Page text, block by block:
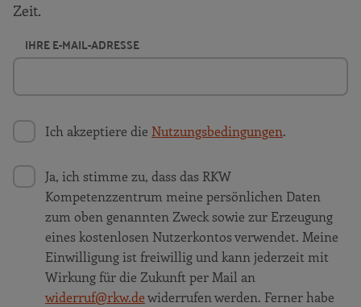
Zeit.
IHRE E-MAIL-ADRESSE
Ich akzeptiere die Nutzungsbedingungen.
Ja, ich stimme zu, dass das RKW
Kompetenzzentrum meine persönlichen Daten
zum oben genannten Zweck sowie zur Erzeugung
eines kostenlosen Nutzerkontos verwendet. Meine
Einwilligung ist freiwillig und kann jederzeit mit
Wirkung für die Zukunft per Mail an
widerruf@rkw.dewiderrufen werden. Ferner habe